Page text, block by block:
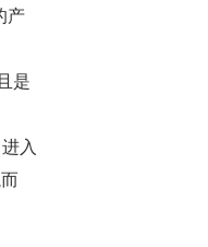
产
是
入